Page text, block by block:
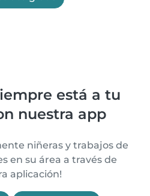
está a tu
nuestra app
niñeras y trabajos de
en su área a través de
aplicación!